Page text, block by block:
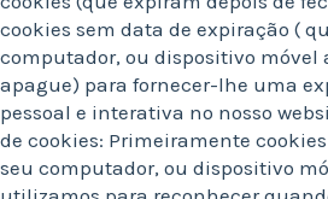
cookies sem data de expiração (
computador, ou dispositivo móvel
apague) para fornecer-lhe uma
pessoal e interativa no nosso
de cookies: Primeiramente
seu computador, ou dispositivo